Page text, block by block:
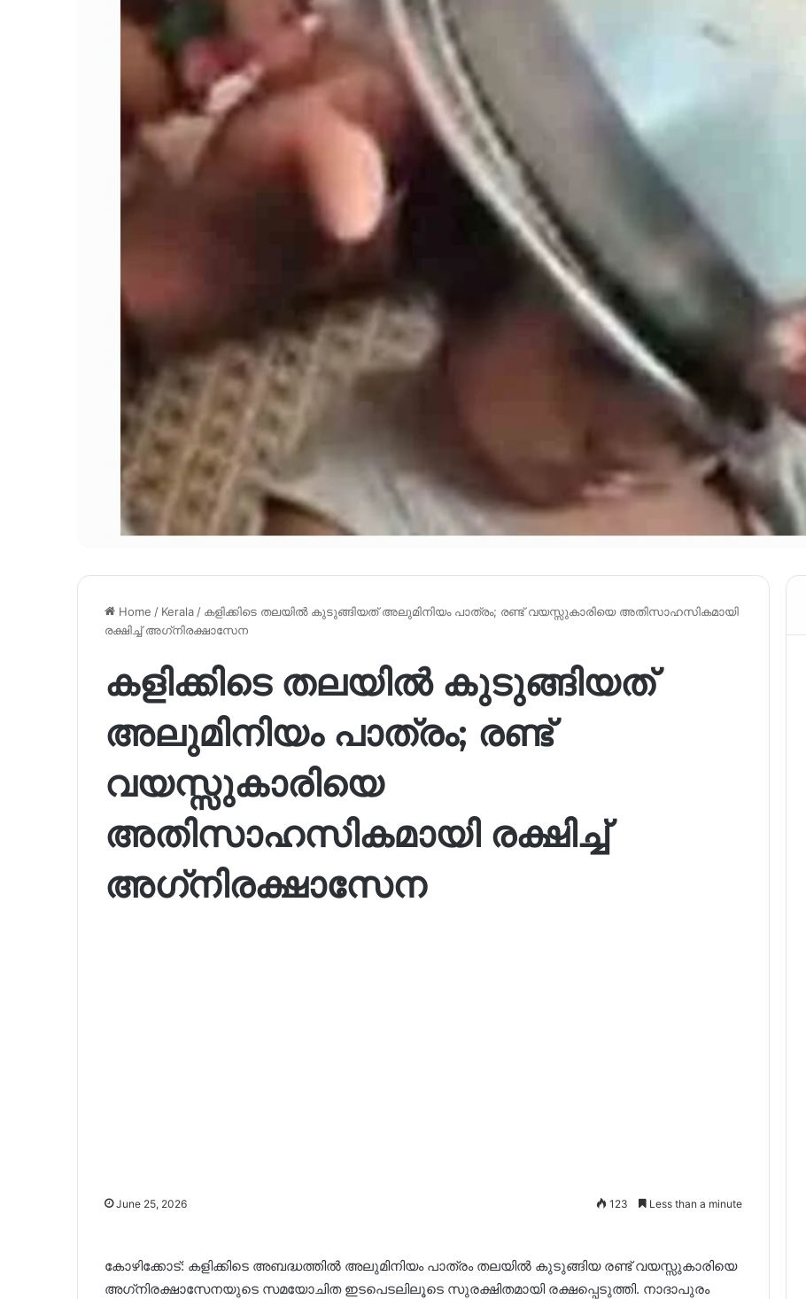
Home / Kerala / കളിക്കിടെ തലയില്‍ കുടുങ്ങിയത് അലുമിനിയം പാത്രം; രണ്ട് വയസ്സുകാരിയെ അതിസാഹസികമായി
രക്ഷിച്ച് അഗ്‌നിരക്ഷാസേന
കളിക്കിടെ തലയില്‍ കുടുങ്ങിയത്
അലുമിനിയം പാത്രം; രണ്ട്
വയസ്സുകാരിയെ
അതിസാഹസികമായി രക്ഷിച്ച്
അഗ്‌നിരക്ഷാസേന
June 25, 2026 123 Less than a minute
കോഴിക്കോട്: കളിക്കിടെ അബദ്ധത്തില്‍ അലുമിനിയം പാത്രം തലയില്‍ കുടുങ്ങിയ രണ്ട് വയസ്സുകാരിയെ
അഗ്‌നിരക്ഷാസേനയുടെ സമയോചിത ഇടപെടലിലൂടെ സുരക്ഷിതമായി രക്ഷപ്പെടുത്തി. നാദാപുരം